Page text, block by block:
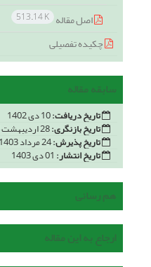
اصل مقاله 513.14 K
چکیده تفصیلی
سابقه مقاله
تاریخ دریافت:
تاریخ بازنگری:
تاریخ پذیرش:24 مرداد 1403
تاریخ انتشار:
هم رسانی
ارجاع به این مقاله